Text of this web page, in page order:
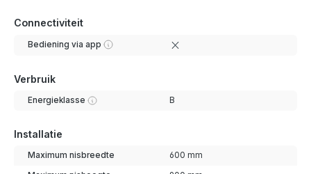
Connectiviteit
Bediening via app
Verbruik
Energieklasse B
Installatie
Maximum nisbreedte 600 mm